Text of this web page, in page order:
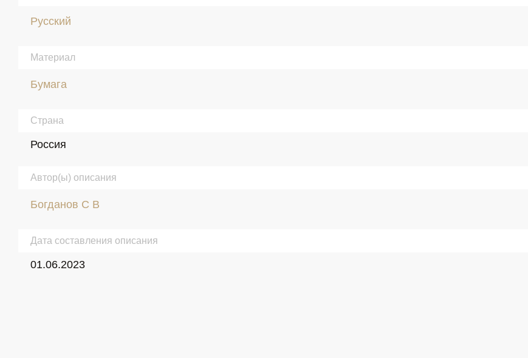
Русский
Материал
Бумага
Страна
Россия
Автор(ы) описания
Богданов С В
Дата составления описания
01.06.2023